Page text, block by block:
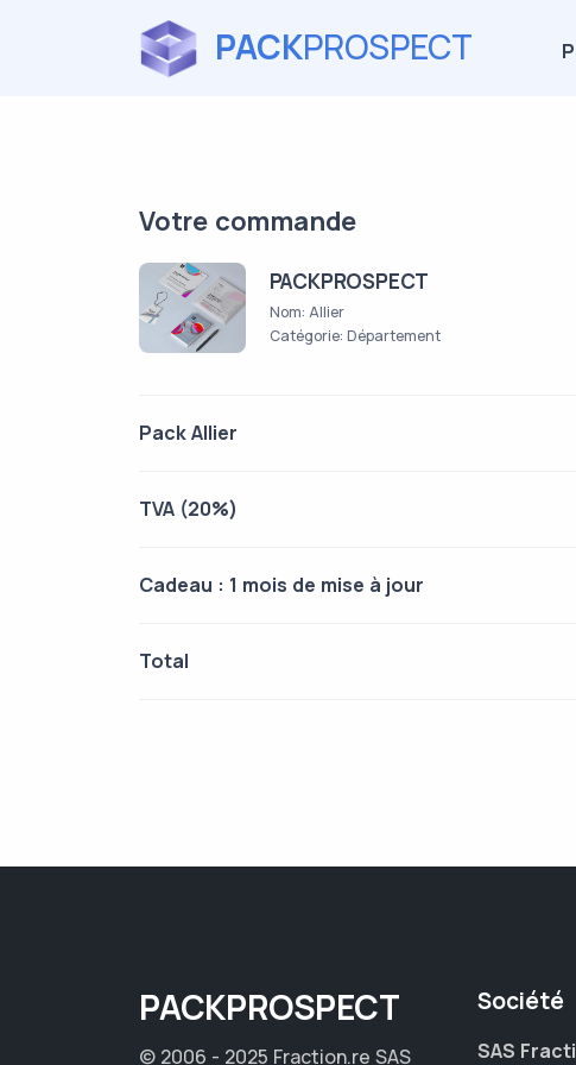
PACKPROSPECT
Votre commande
PACKPROSPECT
Nom: Allier
Catégorie: Département
Pack Allier
TVA (20%)
Cadeau : 1 mois de mise à jour
Total
PACKPROSPECT
© 2006 - 2025 Fraction.re SAS
Société
SAS